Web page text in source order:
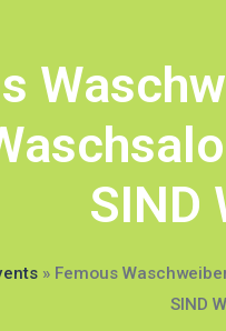
SIND
» Femous
SIND